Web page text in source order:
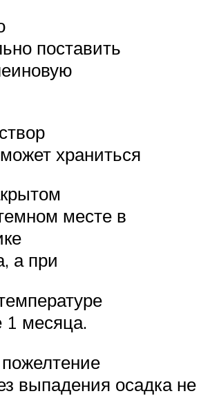
поставить
храниться
месте в
а при
месяца.
выпадения осадка не